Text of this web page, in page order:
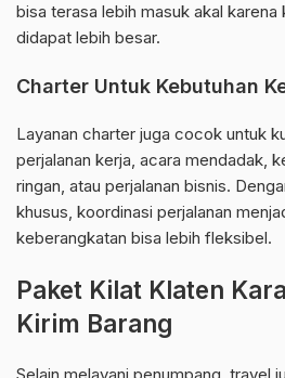
bisa terasa lebih masuk akal karena
didapat lebih besar.
Charter Untuk Kebutuhan
Layanan charter juga cocok untuk
perjalanan kerja, acara mendadak,
ringan, atau perjalanan bisnis.
khusus, koordinasi perjalanan
keberangkatan bisa lebih fleksibel.
Paket Kilat Klaten
Kirim Barang